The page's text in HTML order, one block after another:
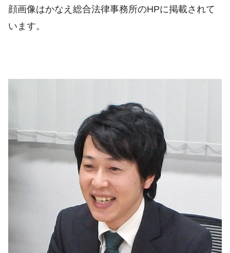
顔画像はかなえ総合法律事務所のHPに掲載されて
います。